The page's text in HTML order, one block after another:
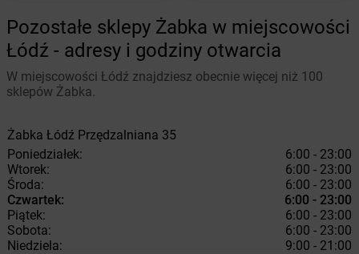
Pozostałe sklepy Żabka w miejscowości
Łódź - adresy i godziny otwarcia
W miejscowości Łódź znajdziesz obecnie więcej niż 100
sklepów Żabka.
Żabka Łódź Przędzalniana 35
Poniedziałek:
6:00 - 23:00
Wtorek:
6:00 - 23:00
Środa:
6:00 - 23:00
Czwartek:
6:00 - 23:00
Piątek:
6:00 - 23:00
Sobota:
6:00 - 23:00
Niedziela:
9:00 - 21:00